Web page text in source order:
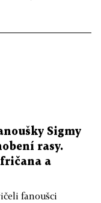
Sigmy
rasy.
a
fanoušci